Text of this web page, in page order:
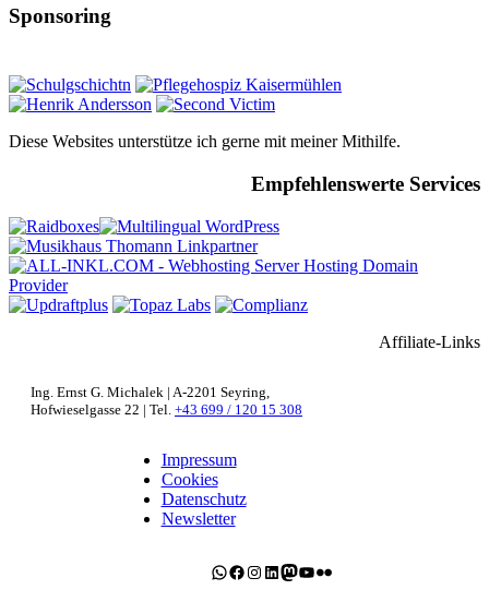
Sponsoring
Diese Websites unterstütze ich gerne mit meiner Mithilfe.
Empfehlenswerte Services
Affiliate-Links
Ing. Ernst G. Michalek | A-2201 Seyring,
Hofwieselgasse 22 | Tel. +43 699 / 120 15 308
Impressum
Cookies
Datenschutz
Newsletter
WhatsApp
Facebook
Instagram
LinkedIn
Mastodon
YouTube
Flickr